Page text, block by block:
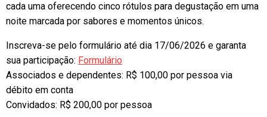
cada uma oferecendo cinco rótulos para degustação em uma
noite marcada por sabores e momentos únicos.
Inscreva-se pelo formulário até dia 17/06/2026 e garanta
sua participação: Formulário
Associados e dependentes: R$ 100,00 por pessoa via
débito em conta
Convidados: R$ 200,00 por pessoa